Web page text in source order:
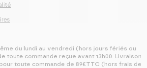
du lundi au vendredi (hors jours fériés ou
toute commande reçue avant 13h00. Livraison
toute commande de 89€TTC (hors frais de